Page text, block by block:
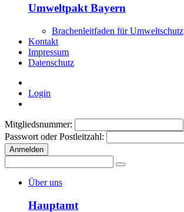
Umweltpakt Bayern
Brachenleitfaden für Umweltschutz
Kontakt
Impressum
Datenschutz
Login
Mitgliedsnummer:
Passwort oder Postleitzahl:
Anmelden
Über uns
Hauptamt